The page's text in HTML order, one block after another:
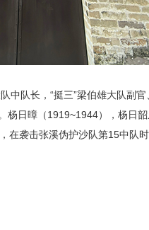
队长，“挺三”梁伯雄大队副
日暲（1919~1944），杨日
袭击张溪伪护沙队第15中队